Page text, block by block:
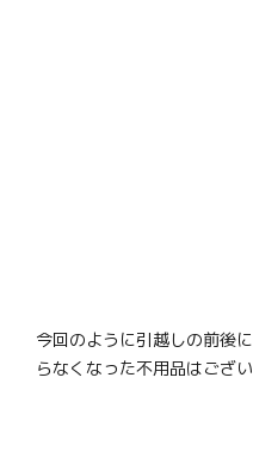
今回のように引越しの前後
らなくなった不用品はござい